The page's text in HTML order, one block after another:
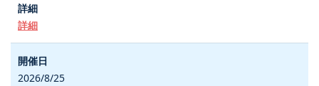
詳細
2026/8/25